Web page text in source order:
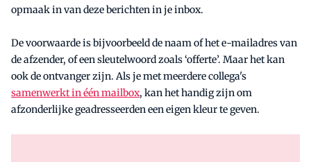
opmaak in van deze berichten in je inbox.
De voorwaarde is bijvoorbeeld de naam of het e-mailadres van
de afzender, of een sleutelwoord zoals ‘offerte’. Maar het kan
ook de ontvanger zijn. Als je met meerdere collega's
samenwerkt in één mailbox, kan het handig zijn om
afzonderlijke geadresseerden een eigen kleur te geven.